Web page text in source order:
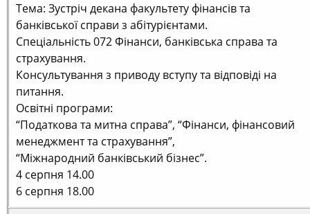
Тема: Зустріч декана факультету фінансів та
банківської справи з абітурієнтами.
Спеціальність 072 Фінанси, банківська справа та
страхування.
Консультування з приводу вступу та відповіді на
питання.
Освітні програми:
“Податкова та митна справа”, “Фінанси, фінансовий
менеджмент та страхування”,
“Міжнародний банківський бізнес”.
4 серпня 14.00
6 серпня 18.00